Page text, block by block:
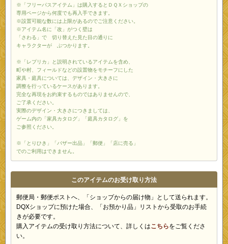
※「フリーパスアイテム」は購入するとＤＱＸショップの
専用ページから何度でも再入手できます。
※設置可能な数には上限があるのでご注意ください。
※アイテム名に「改」がつく壁は
「さわる」で 切り替えた見た目の通りに
キャラクターが ぶつかります。
※「レプリカ」と説明されているアイテムを含め、
町や村、フィールドなどの設置物をモチーフにした
家具・庭具については、デザイン・大きさに
調整を行っているケースがあります。
完全な再現をお約束するものではありませんので、
ご了承ください。
実際のデザイン・大きさにつきましては、
ゲーム内の「家具カタログ」「庭具カタログ」を
ご参照ください。
※「とりひき」「バザー出品」「郵便」「店に売る」
でのご利用はできません。
このアイテムのお受け取り方法
郵便局・郵便ポストへ、「ショップからの届け物」として送られます。
DQXショップに預けた場合、「お預かり品」リストから受取のお手続
きが必要です。
購入アイテムの受け取り方法について、詳しくはこちらをご覧くださ
い。